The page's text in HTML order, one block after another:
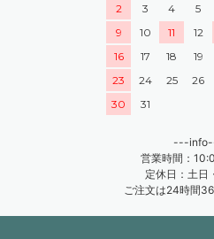
2
3 4 5
9
10 11 12
16
17 18 19
23
24 25 26
30
31
---
営業時間：
定休日：土日
ご注文は24時間